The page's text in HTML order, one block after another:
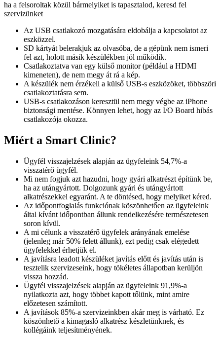
ha a felsoroltak közül bármelyiket is tapasztalod, keresd fel
szervizünket
Az USB csatlakozó mozgatására eldobálja a kapcsolatot az
eszközzel.
SD kártyát belerakjuk az olvasóba, de a gépünk nem ismeri
fel azt, holott másik készülékben jól működik.
Csatlakoztatva van egy külső monitor (például a HDMI
kimeneten), de nem megy át rá a kép.
A készülék nem érzékeli a külső USB-s eszközöket, többszöri
csatlakoztatásra sem.
USB-s csatlakozáson keresztül nem megy végbe az iPhone
biztonsági mentése. Könnyen lehet, hogy az I/O Board hibás
csatlakozója okozza.
Miért a Smart Clinic?
Ügyfél visszajelzések alapján az ügyfeleink 54,7%-a
visszatérő ügyfél.
Mi nem fogjuk azt hazudni, hogy gyári alkatrészt építünk be,
ha az utángyártott. Dolgozunk gyári és utángyártott
alkatrészekkel egyaránt. A te döntésed, hogy melyiket kéred.
Az időpontfoglalás funkciónak köszönhetően az ügyfeleink
által kívánt időpontban állunk rendelkezésére természetesen
soron kívül.
A mi célunk a visszatérő ügyfelek arányának emelése
(jelenleg már 50% felett állunk), ezt pedig csak elégedett
ügyfelekkel érhetjük el.
A javításra leadott készüléket javítás előtt és javítás után is
tesztelik szervizeseink, hogy tökéletes állapotban kerüljön
vissza hozzád.
Ügyfél visszajelzések alapján az ügyfeleink 91,9%-a
nyilatkozta azt, hogy többet kapott tőlünk, mint amire
előzetesen számított.
A javítások 85%-a szervizeinkben akár meg is várható. Ez
köszönhető a kimagasló alkatrész készletünknek, és
kollégáink teljesítményének.